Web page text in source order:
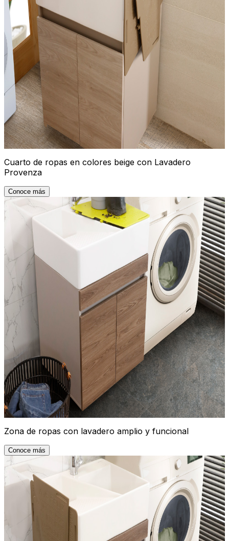
Cuarto de ropas en colores beige con Lavadero
Provenza
Conoce más
Zona de ropas con lavadero amplio y funcional
Conoce más